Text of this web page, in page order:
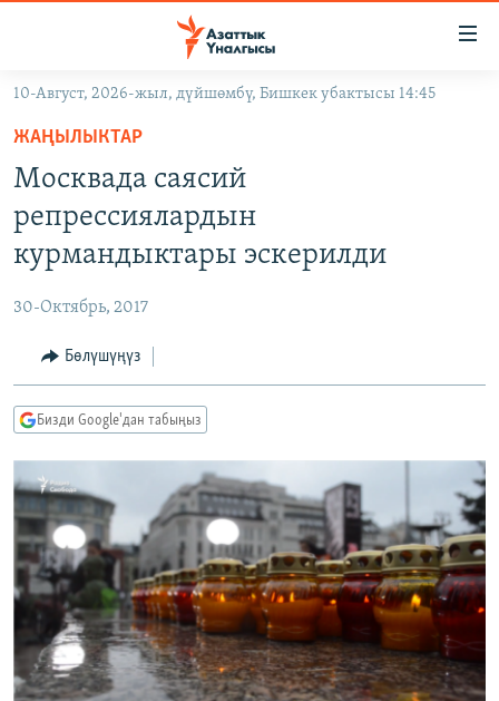
Навигацияга
өтүңүз
Издөөгө
салыңыз
МАДАНИЯТ
УКРАИНА
ТВ ПРОГРАММАЛАР
БҮГҮН АЗАТТЫКТА
ДАНИСТЕ
ЭЖЕ-СИҢДИЛЕР
АЗАТТЫК+
ЫҢГАЙСЫЗ СУРООЛОР
ПОДКАСТ
Русский
ОНЛАЙН ШЕРИНЕ
ЭЕ/АРнун бардык сайттары
10-Август, 2026-жыл, дүйшөмбү, Бишкек убактысы 14:45
ЖАҢЫЛЫКТАР
Москвада саясий
репрессиялардын
курмандыктары эскерилди
30-Октябрь, 2017
Бөлүшүңүз
Бизди Google'дан табыңыз